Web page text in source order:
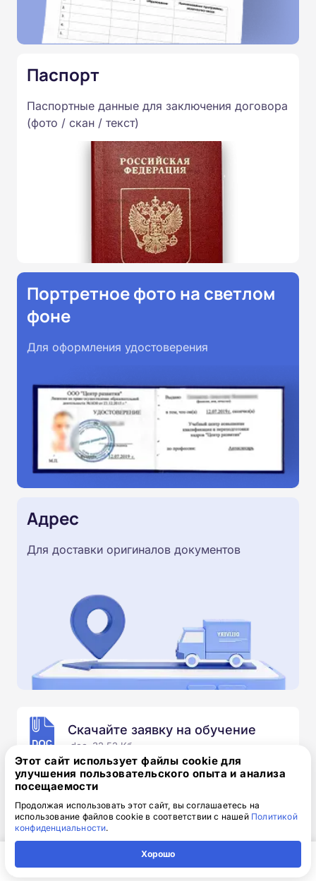
Паспорт
Паспортные данные для заключения договора
(фото / скан / текст)
Портретное фото на светлом
фоне
Для оформления удостоверения
Адрес
Для доставки оригиналов документов
Скачайте заявку на обучение
.doc, 32.52 Кб
Скачайте шаблон, заполните и отправьте по
электронной почте
Обязательно укажите контактный номер телефон.
Наш специалист свяжется с вами и утонит все
детали.
Этот сайт использует файлы cookie для
улучшения пользовательского опыта и анализа
посещаемости
Продолжая использовать этот сайт, вы соглашаетесь на
использование файлов cookie в соответствии с нашей Политикой
конфиденциальности.
Хорошо